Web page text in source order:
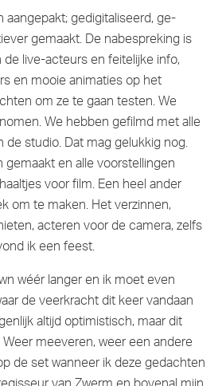
gedigitaliseerd, ge-
gemaakt. De nabespreking is
live-acteurs en feitelijke info,
en mooie animaties op het
om ze te gaan testen. We
We hebben gefilmd met alle
studio. Dat mag gelukkig nog.
en alle voorstellingen
voor film. Een heel ander
om te maken. Het verzinnen,
acteren voor de camera, zelfs
ik een feest.
wéér langer en ik moet even
de veerkracht dit keer vandaan
altijd optimistisch, maar dit
meeveren, weer een andere
de set wanneer ik deze gedachten